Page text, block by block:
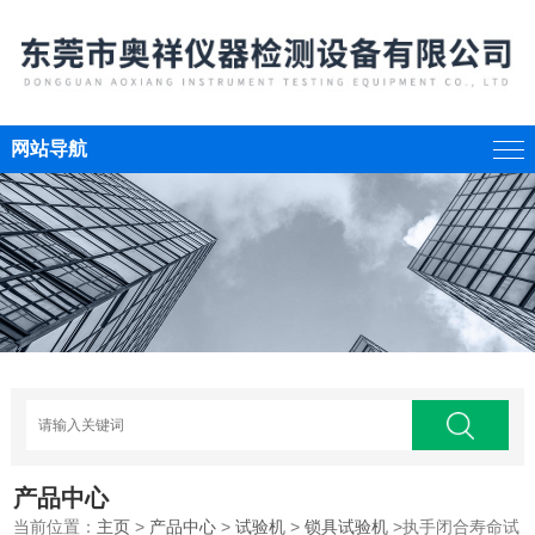
网站导航
产品中心
当前位置： 主页 > 产品中心 >试验机 >锁具试验机 >执手闭合寿命试